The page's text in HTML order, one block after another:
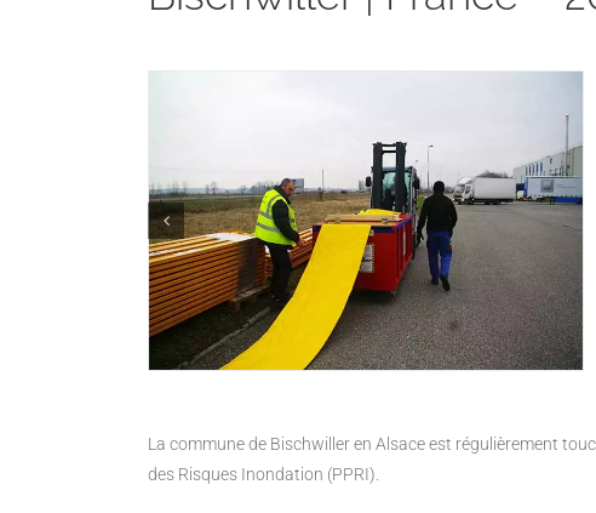
La commune de Bischwiller en Alsace est régulièrement
des Risques Inondation (PPRI).